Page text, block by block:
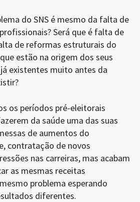
do SNS é mesmo da falta de
Será que é falta de
de reformas estruturais do
estão na origem dos seus
existentes muito antes da
os períodos pré-eleitorais
da saúde uma das suas
de aumentos do
contratação de novos
nas carreiras, mas acabam
as mesmas receitas
problema esperando
diferentes.